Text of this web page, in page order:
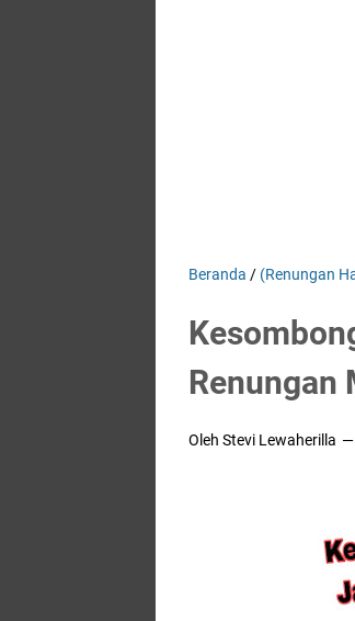
Beranda / (Renungan
Renungan
Oleh Stevi Lewaherilla